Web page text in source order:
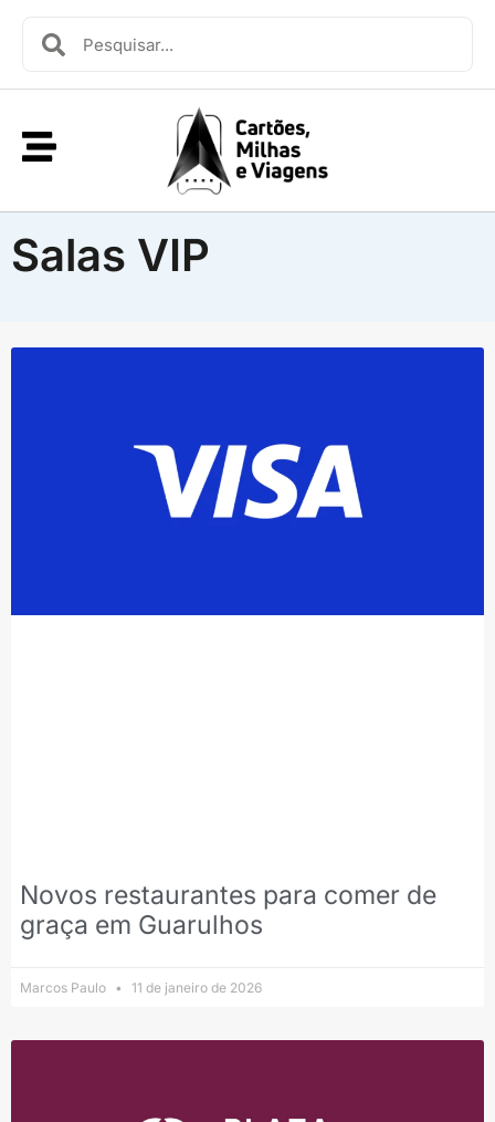
Salas VIP
Novos restaurantes para comer de
graça em Guarulhos
Marcos Paulo 11 de janeiro de 2026